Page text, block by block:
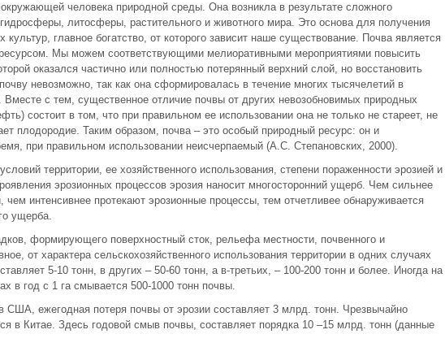
человека природной среды. Она возникла в результате сложного
литосферы, растительного и животного мира. Это основа для получения
культур, главное богатство, от которого зависит наше существование. Почва является
Мы можем соответствующими мелиоративными мероприятиями повысить
оказался частично или полностью потерянный верхний слой, но восстановить
невозможно, так как она сформировалась в течение многих тысячелетий в
с тем, существенное отличие почвы от других невозобновимых природных
состоит в том, что при правильном ее использовании она не только не стареет, не
плодородие. Таким образом, почва – это особый природный ресурс: он и
при правильном использовании неисчерпаемый (А.С. Степановских, 2000).
территории, ее хозяйственного использования, степени пораженности эрозией и
эрозионных процессов эрозия наносит многосторонний ущерб. Чем сильнее
чем интенсивнее протекают эрозионные процессы, тем отчетливее обнаруживается
ущерба.
формирующего поверхностный сток, рельефа местности, почвенного и
от характера сельскохозяйственного использования территории в одних случаях
5-10 тонн, в других – 50-60 тонн, а в-третьих, – 100-200 тонн и более. Иногда на
в год с 1 га смывается 500-1000 тонн почвы.
США, ежегодная потеря почвы от эрозии составляет 3 млрд. тонн. Чрезвычайно
в Китае. Здесь годовой смыв почвы, составляет порядка 10 –15 млрд. тонн (данные